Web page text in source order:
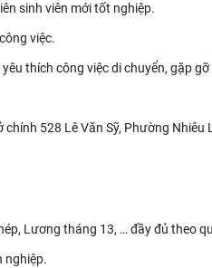
sinh viên mới tốt nghiệp.
việc.
thích công việc di chuyển, gặp
528 Lê Văn Sỹ, Phường Nhiêu
Lương tháng 13, … đầy đủ theo
nghiệp.